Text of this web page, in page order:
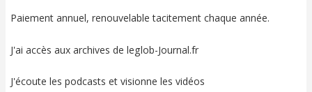
Paiement annuel, renouvelable tacitement chaque année.
J'ai accès aux archives de leglob-Journal.fr
J'écoute les podcasts et visionne les vidéos